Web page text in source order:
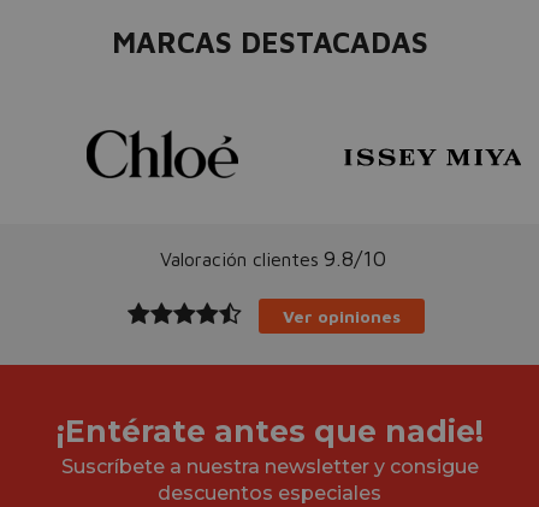
MARCAS DESTACADAS
Valoración clientes 9.8/10
Ver opiniones
¡Entérate antes que nadie!
Suscríbete a nuestra newsletter y consigue
descuentos especiales